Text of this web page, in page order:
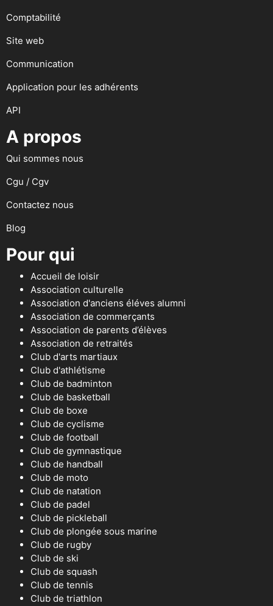
Comptabilité
Site web
Communication
Application pour les adhérents
API
A propos
Qui sommes nous
Cgu / Cgv
Contactez nous
Blog
Pour qui
Accueil de loisir
Association culturelle
Association d'anciens éléves alumni
Association de commerçants
Association de parents d’élèves
Association de retraités
Club d'arts martiaux
Club d'athlétisme
Club de badminton
Club de basketball
Club de boxe
Club de cyclisme
Club de football
Club de gymnastique
Club de handball
Club de moto
Club de natation
Club de padel
Club de pickleball
Club de plongée sous marine
Club de rugby
Club de ski
Club de squash
Club de tennis
Club de triathlon